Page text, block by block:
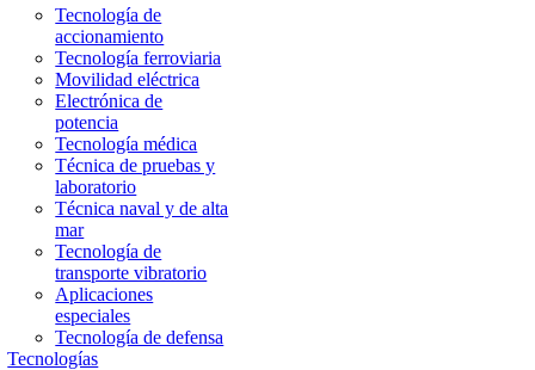
Tecnología de
accionamiento
Tecnología ferroviaria
Movilidad eléctrica
Electrónica de
potencia
Tecnología médica
Técnica de pruebas y
laboratorio
Técnica naval y de alta
mar
Tecnología de
transporte vibratorio
Aplicaciones
especiales
Tecnología de defensa
Tecnologías